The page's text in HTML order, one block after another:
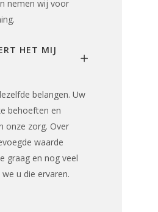
nemen wij voor
HET MIJ
belangen. Uw
behoeften en
onze zorg. Over
waarde
graag en nog veel
u die ervaren.